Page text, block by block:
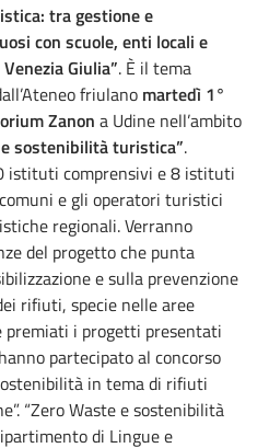
tra gestione e
con scuole, enti locali e
Giulia”. È il tema
friulano martedì 1°
Zanon a Udine nell’ambito
sostenibilità turistica”.
istituti comprensivi e 8 istituti
e gli operatori turistici
regionali. Verranno
del progetto che punta
e sulla prevenzione
rifiuti, specie nelle aree
i progetti presentati
partecipato al concorso
in tema di rifiuti
“Zero Waste e sostenibilità
di Lingue e